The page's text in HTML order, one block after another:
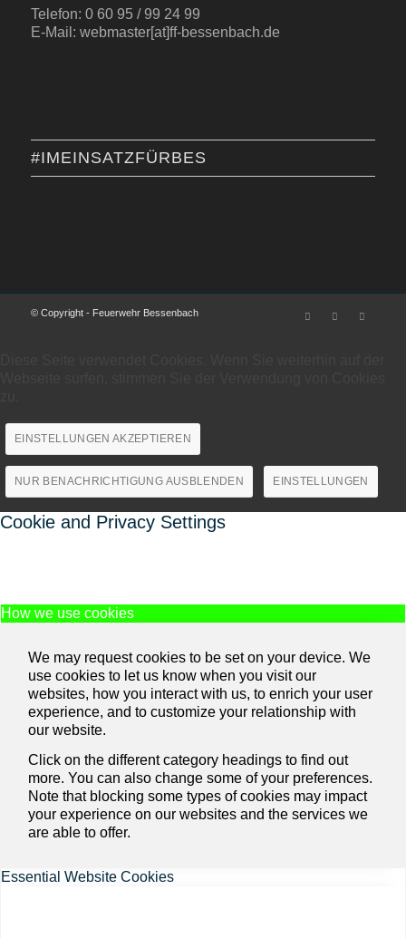
Telefon: 0 60 95 / 99 24 99
E-Mail: webmaster[at]ff-bessenbach.de
#IMEINSATZFÜRBES
© Copyright - Feuerwehr Bessenbach
EINSTELLUNGEN AKZEPTIEREN
NUR BENACHRICHTIGUNG AUSBLENDEN EINSTELLUNGEN
Cookie and Privacy Settings
How we use cookies
We may request cookies to be set on your device. We
use cookies to let us know when you visit our
websites, how you interact with us, to enrich your user
experience, and to customize your relationship with
our website.
Click on the different category headings to find out
more. You can also change some of your preferences.
Note that blocking some types of cookies may impact
your experience on our websites and the services we
are able to offer.
Essential Website Cookies